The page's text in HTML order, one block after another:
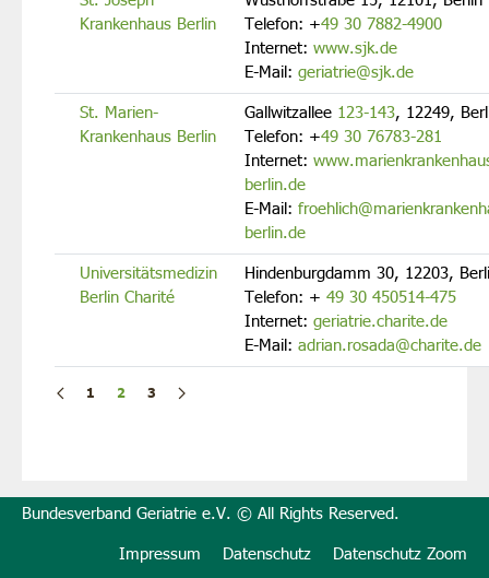
Krankenhaus Berlin
Telefon: +49 30 7882-4900
Internet: www.sjk.de
E-Mail: geriatrie@sjk.de
St. Marien-
Krankenhaus Berlin
Gallwitzallee 123-143, 12249,
Telefon: +49 30 76783-281
Internet:
berlin.de
E-Mail:
berlin.de
Universitätsmedizin
Berlin Charité
Hindenburgdamm 30, 12203,
Telefon: + 49 30 450514-475
Internet: geriatrie.charite.de
E-Mail: adrian.rosada@charite.de
1 2 3
Bundesverband Geriatrie e.V. © All Rights Reserved.
Impressum
Datenschutz
Datenschutz Zoom